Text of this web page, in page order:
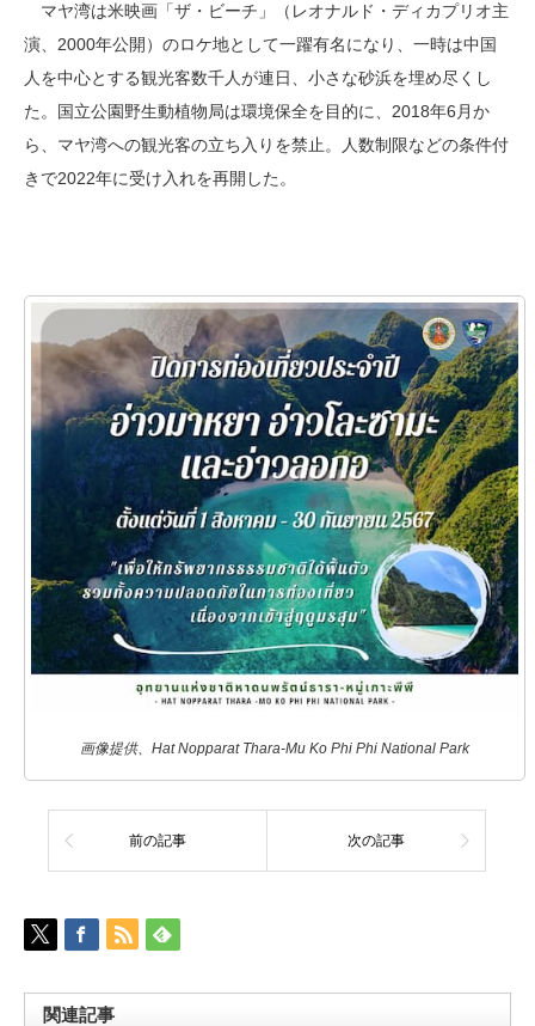
マヤ湾は米映画「ザ・ビーチ」（レオナルド・ディカプリオ主
演、2000年公開）のロケ地として一躍有名になり、一時は中国
人を中心とする観光客数千人が連日、小さな砂浜を埋め尽くし
た。国立公園野生動植物局は環境保全を目的に、2018年6月か
ら、マヤ湾への観光客の立ち入りを禁止。人数制限などの条件付
きで2022年に受け入れを再開した。
画像提供、Hat Nopparat Thara-Mu Ko Phi Phi National Park
前の記事 次の記事
関連記事